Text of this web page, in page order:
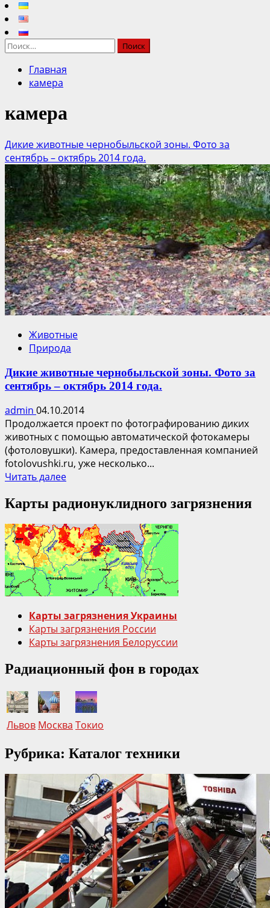
Найти:
Главная
камера
камера
Дикие животные чернобыльской зоны. Фото за
сентябрь – октябрь 2014 года.
Животные
Природа
Дикие животные чернобыльской зоны. Фото за
сентябрь – октябрь 2014 года.
admin 04.10.2014
Продолжается проект по фотографированию диких
животных с помощью автоматической фотокамеры
(фотоловушки). Камера, предоставленная компанией
fotolovushki.ru, уже несколько...
Читать далееПрочитать
о
животные
чернобыльской
зоны.
Фото
за
сентябрь
октябрь
2014
года.
Карты радионуклидного загрязнения
Карты загрязнения Украины
Карты загрязнения России
Карты загрязнения Белоруссии
Радиационный фон в городах
Львов Москва Токио
Рубрика: Каталог техники